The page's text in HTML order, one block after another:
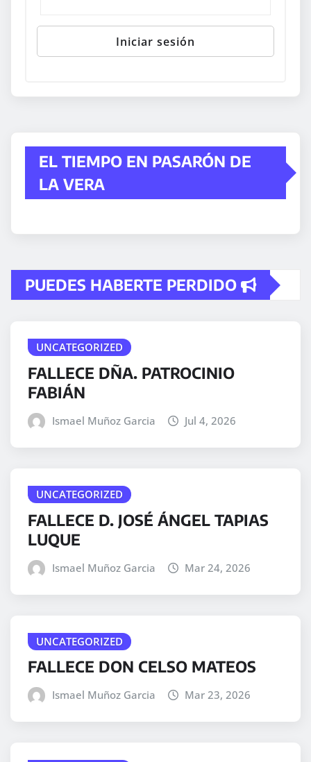
EL TIEMPO EN PASARÓN DE
LA VERA
PUEDES HABERTE PERDIDO
UNCATEGORIZED
FALLECE DÑA. PATROCINIO
FABIÁN
Ismael Muñoz Garcia Jul 4, 2026
UNCATEGORIZED
FALLECE D. JOSÉ ÁNGEL TAPIAS
LUQUE
Ismael Muñoz Garcia Mar 24, 2026
UNCATEGORIZED
FALLECE DON CELSO MATEOS
Ismael Muñoz Garcia Mar 23, 2026